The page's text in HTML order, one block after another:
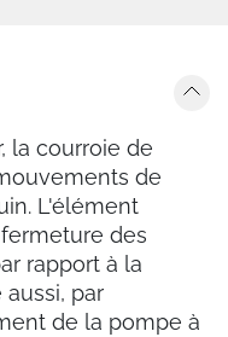
la courroie de
de
L'élément
des
rapport à la
aussi, par
de la pompe à